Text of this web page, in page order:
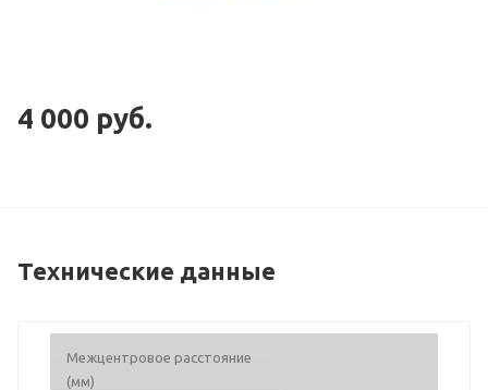
4 000 руб.
Технические данные
Межцентровое расстояние
(мм)